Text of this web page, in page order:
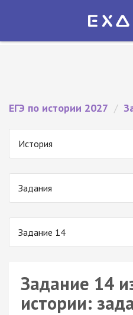
Экзамер — ЕГЭ
ЕГЭ по истории 2027 /
История
Задания
Задание 14
Задание 14
истории: